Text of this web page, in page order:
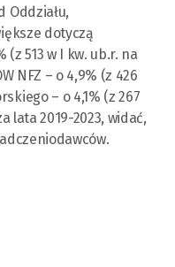
Oddziału,
dotyczą
(z 513 w I kw. ub.r. na
NFZ – o 4,9% (z 426
– o 4,1% (z 267
lata 2019-2023, widać,